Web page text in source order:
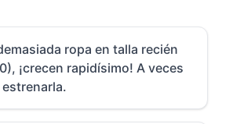
ropa en talla recién
¡crecen rapidísimo! A veces